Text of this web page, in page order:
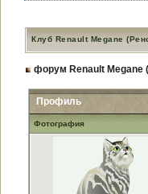
Клуб Renault Megane
форум Renault Megane
Профиль
Фотография